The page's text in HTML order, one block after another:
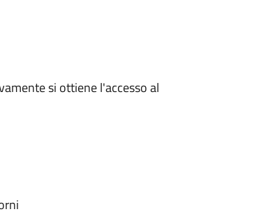
si ottiene l'accesso al